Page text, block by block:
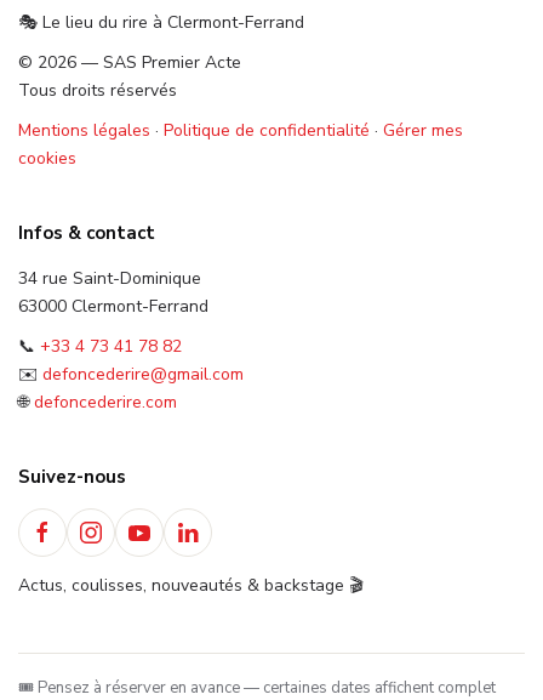
🎭 Le lieu du rire à Clermont-Ferrand
© 2026 — SAS Premier Acte
Tous droits réservés
Mentions légales · Politique de confidentialité · Gérer mes
cookies
Infos & contact
34 rue Saint-Dominique
63000 Clermont-Ferrand
📞 +33 4 73 41 78 82
✉️ defoncederire@gmail.com
🌐defoncederire.com
Suivez-nous
Actus, coulisses, nouveautés & backstage 🎬
🎟️ Pensez à réserver en avance — certaines dates affichent complet